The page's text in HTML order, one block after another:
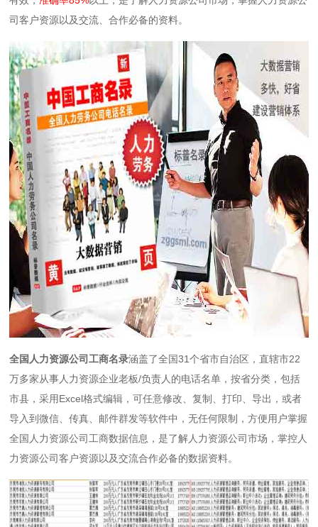
司客户资源以及交流、合作必备的资料。
全国人力资源公司工商名录涵盖了全国31个省市自治区，直辖市22
万多家从事人力资源企业老板/负责人的电话名单，按省分类，包括
市县，采用Excel格式编辑，可任意修改、复制、打印、导出，或者
导入到微信、传真、邮件群发等软件中，无任何限制，方便用户掌握
全国人力资源公司工商数据信息，是了解人力资源公司市场，掌控人
力资源公司客户资源以及交流合作必备的数据资料。